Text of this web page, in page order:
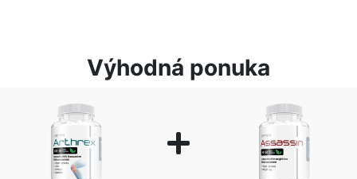
Výhodná ponuka